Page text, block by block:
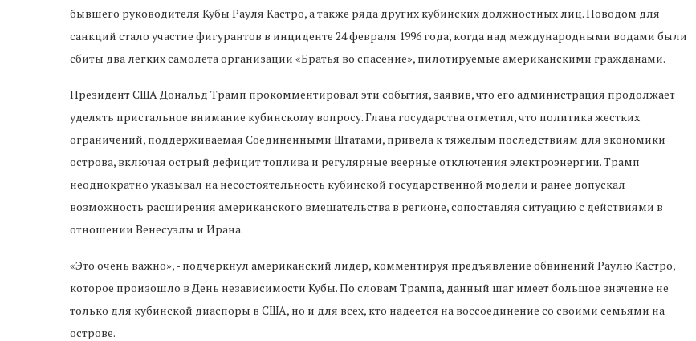
бывшего руководителя Кубы Рауля Кастро, а также ряда других кубинских должностных лиц. Поводом для
санкций стало участие фигурантов в инциденте 24 февраля 1996 года, когда над международными водами были
сбиты два легких самолета организации «Братья во спасение», пилотируемые американскими гражданами.
Президент США Дональд Трамп прокомментировал эти события, заявив, что его администрация продолжает
уделять пристальное внимание кубинскому вопросу. Глава государства отметил, что политика жестких
ограничений, поддерживаемая Соединенными Штатами, привела к тяжелым последствиям для экономики
острова, включая острый дефицит топлива и регулярные веерные отключения электроэнергии. Трамп
неоднократно указывал на несостоятельность кубинской государственной модели и ранее допускал
возможность расширения американского вмешательства в регионе, сопоставляя ситуацию с действиями в
отношении Венесуэлы и Ирана.
«Это очень важно», - подчеркнул американский лидер, комментируя предъявление обвинений Раулю Кастро,
которое произошло в День независимости Кубы. По словам Трампа, данный шаг имеет большое значение не
только для кубинской диаспоры в США, но и для всех, кто надеется на воссоединение со своими семьями на
острове.